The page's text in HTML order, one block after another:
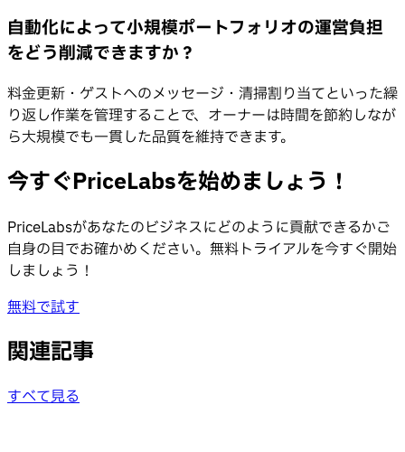
自動化によって小規模ポートフォリオの運営負担
をどう削減できますか？
料金更新・ゲストへのメッセージ・清掃割り当てといった繰
り返し作業を管理することで、オーナーは時間を節約しなが
ら大規模でも一貫した品質を維持できます。
今すぐPriceLabsを始めましょう！
PriceLabsがあなたのビジネスにどのように貢献できるかご
自身の目でお確かめください。無料トライアルを今すぐ開始
しましょう！
無料で試す
関連記事
すべて見る